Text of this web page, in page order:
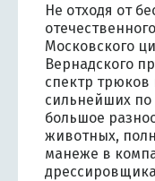
Не отходя от
Московского
Вернадского
спектр трюков
сильнейших
большое
животных,
манеже в